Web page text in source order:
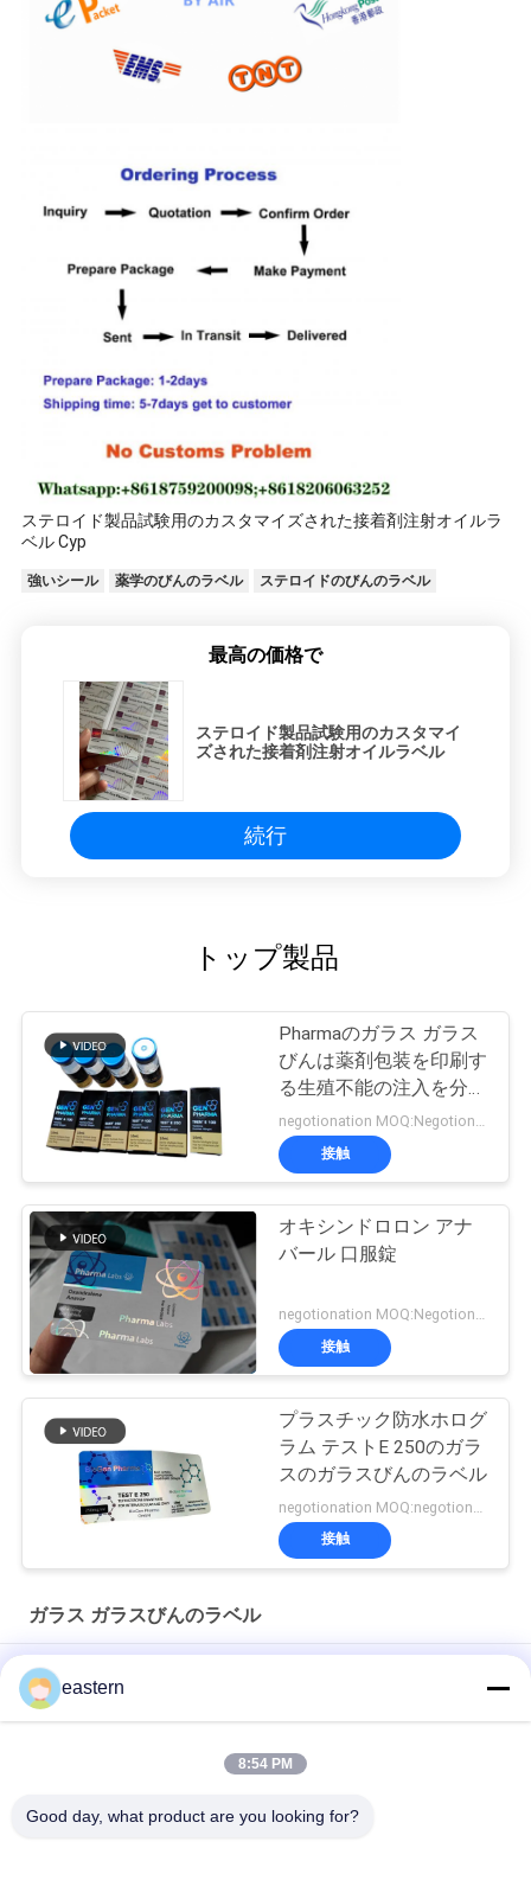
ステロイド製品試験用のカスタマイズされた接着剤注射オイルラ
ベル Cyp
強いシール 薬学のびんのラベル ステロイドのびんのラベル
最高の価格で
ステロイド製品試験用のカスタマイ
ズされた接着剤注射オイルラベル
続行
トップ製品
Pharmaのガラス ガラス
びんは薬剤包装を印刷す
る生殖不能の注入を分類
します
接触
オキシンドロロン アナ
バール 口服錠
接触
プラスチック防水ホログ
ラム テストE 250のガラ
スのガラスびんのラベル
接触
ガラス ガラスびんのラベル
ソマトロピン HG 176-191 2mlx10 ラベル付きガラスバイアル
フルセットのPaer Instrutionが付いているトレンアセテートバ
eastern
8:54 PM
Good day, what product are you looking for?